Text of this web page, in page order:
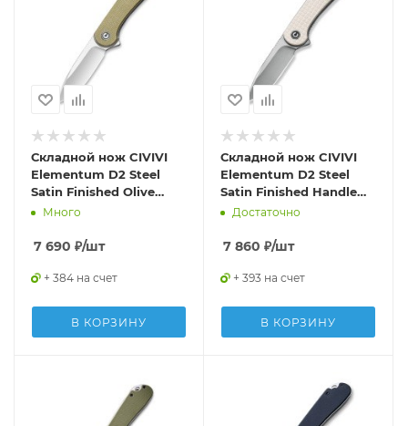
Складной нож CIVIVI
Elementum D2 Steel
Satin Finished Olive
Micarta
Много
7 690 ₽/шт
+ 384 на счет
В КОРЗИНУ
Складной нож CIVIVI
Elementum D2 Steel
Satin Finished Handle
G10 Ivory
Достаточно
7 860 ₽/шт
+ 393 на счет
В КОРЗИНУ